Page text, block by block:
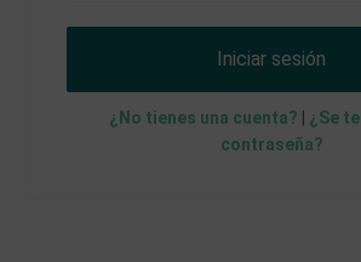
Iniciar sesión
¿No tienes una cuenta?
¿Se
contraseña?